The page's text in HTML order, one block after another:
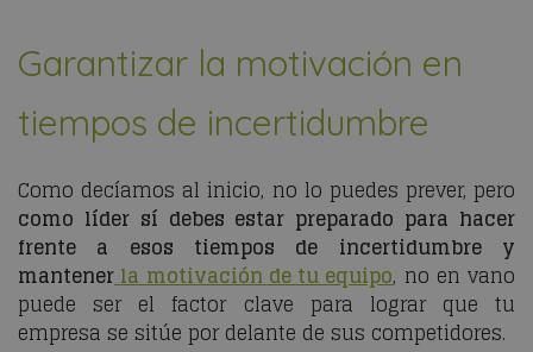
Garantizar la motivación en
tiempos de incertidumbre
Como decíamos al inicio, no lo puedes prever, pero
como líder sí debes estar preparado para hacer
frente a esos tiempos de incertidumbre y
mantenerla motivación de tu equipo, no en vano
puede ser el factor clave para lograr que tu
empresa se sitúe por delante de sus competidores.